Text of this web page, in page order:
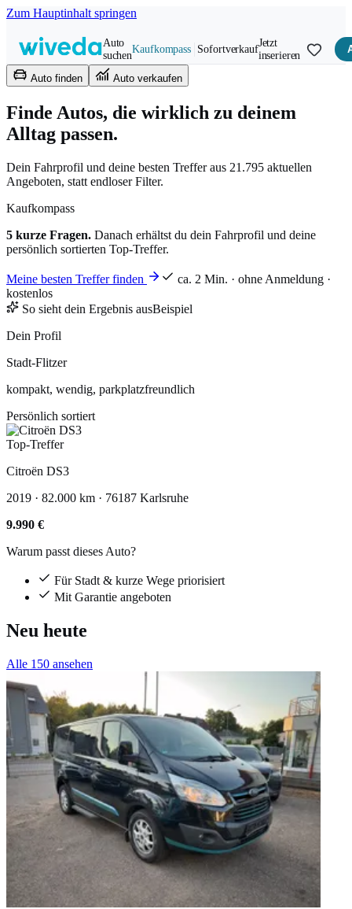
Zum Hauptinhalt springen
Auto
suchen
Kaufkompass Sofortverkauf
Jetzt
inserieren
Auto finden Auto verkaufen
Finde Autos, die wirklich zu deinem
Alltag passen.
Dein Fahrprofil und deine besten Treffer aus 21.795 aktuellen
Angeboten, statt endloser Filter.
Kaufkompass
5 kurze Fragen. Danach erhältst du dein Fahrprofil und deine
persönlich sortierten Top-Treffer.
Meine besten Treffer finden
ca. 2 Min. · ohne Anmeldung ·
kostenlos
So sieht dein Ergebnis ausBeispiel
Dein Profil
Stadt-Flitzer
kompakt, wendig, parkplatzfreundlich
Persönlich sortiert
Top-Treffer
Citroën DS3
2019 · 82.000 km · 76187 Karlsruhe
9.990 €
Warum passt dieses Auto?
Für Stadt & kurze Wege priorisiert
Mit Garantie angeboten
Neu heute
Alle 150 ansehen